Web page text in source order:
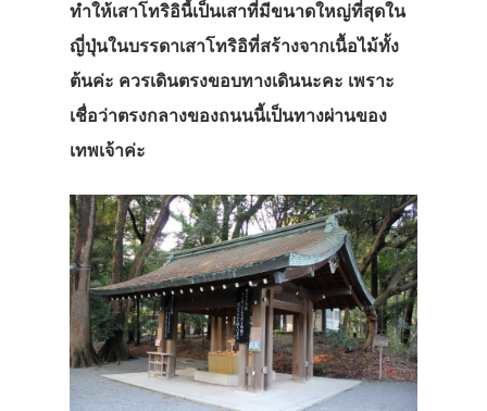
ทำให้เสาโทริอินี้เป็นเสาที่มีขนาดใหญ่ที่สุดใน
ญี่ปุ่นในบรรดาเสาโทริอิที่สร้างจากเนื้อไม้ทั้ง
ต้นค่ะ ควรเดินตรงขอบทางเดินนะคะ เพราะ
เชื่อว่าตรงกลางของถนนนี้เป็นทางผ่านของ
เทพเจ้าค่ะ